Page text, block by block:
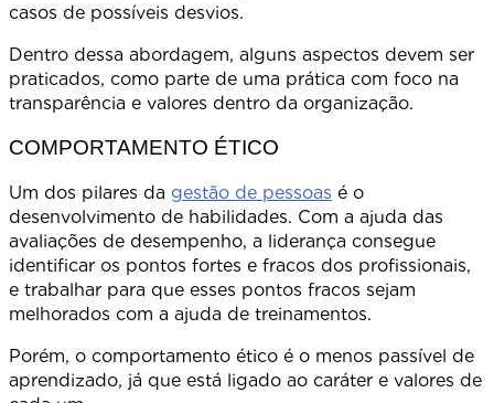
casos de possíveis desvios.
Dentro dessa abordagem, alguns aspectos devem ser
praticados, como parte de uma prática com foco na
transparência e valores dentro da organização.
COMPORTAMENTO ÉTICO
Um dos pilares da gestão de pessoas é o
desenvolvimento de habilidades. Com a ajuda das
avaliações de desempenho, a liderança consegue
identificar os pontos fortes e fracos dos profissionais,
e trabalhar para que esses pontos fracos sejam
melhorados com a ajuda de treinamentos.
Porém, o comportamento ético é o menos passível de
aprendizado, já que está ligado ao caráter e valores de